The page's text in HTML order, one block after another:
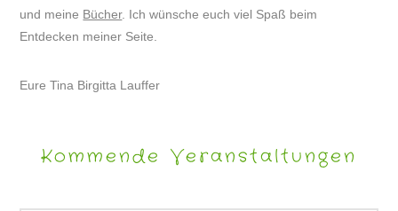
und meine Bücher. Ich wünsche euch viel Spaß beim
Entdecken meiner Seite.
Eure Tina Birgitta Lauffer
Kommende Veranstaltungen